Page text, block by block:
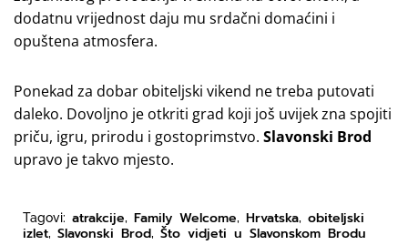
dodatnu vrijednost daju mu srdačni domaćini i
opuštena atmosfera.
Ponekad za dobar obiteljski vikend ne treba putovati
daleko. Dovoljno je otkriti grad koji još uvijek zna spojiti
priču, igru, prirodu i gostoprimstvo. Slavonski Brod
upravo je takvo mjesto.
Tagovi: atrakcije, Family Welcome, Hrvatska, obiteljski
izlet, Slavonski Brod, Što vidjeti u Slavonskom Brodu